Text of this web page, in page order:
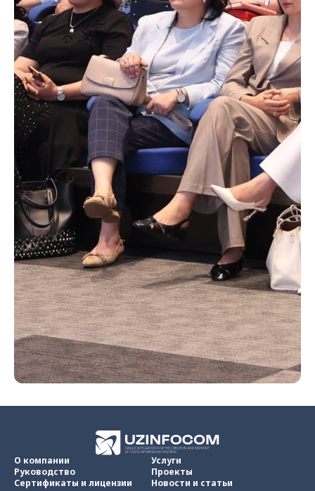
О компании
Руководство
Сертификаты и лицензии
Услуги
Проекты
Новости и статьи